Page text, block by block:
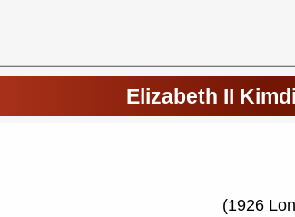
Elizabeth II
(1926